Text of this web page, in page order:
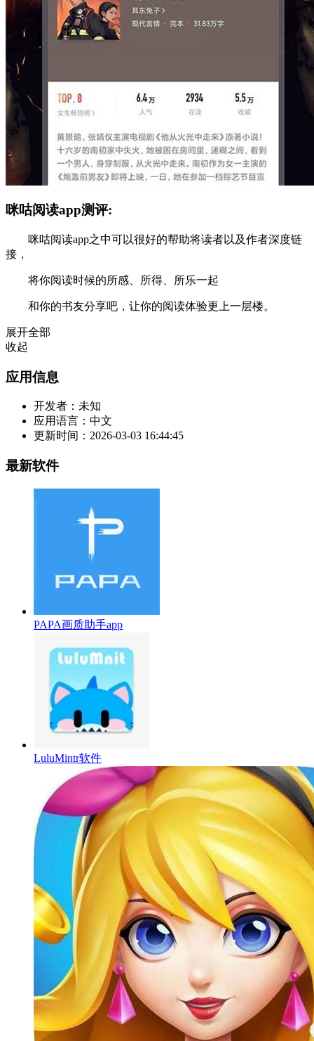
咪咕阅读app测评:
咪咕阅读app之中可以很好的帮助将读者以及作者深度链
接，
将你阅读时候的所感、所得、所乐一起
和你的书友分享吧，让你的阅读体验更上一层楼。
展开全部
收起
应用信息
开发者： 未知
应用语言： 中文
更新时间： 2026-03-03 16:44:45
最新软件
PAPA画质助手app
LuluMintr软件